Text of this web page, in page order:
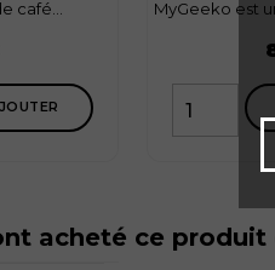
café...
MyGeeko est
acheté ce